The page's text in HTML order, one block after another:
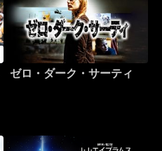
ゼロ・ダーク・サーティ